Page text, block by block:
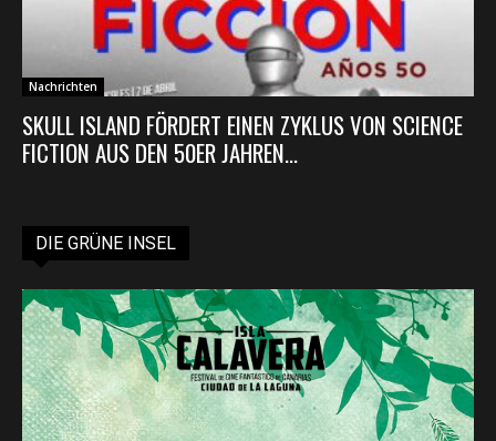
Nachrichten
SKULL ISLAND FÖRDERT EINEN ZYKLUS VON SCIENCE
FICTION AUS DEN 50ER JAHREN...
DIE GRÜNE INSEL